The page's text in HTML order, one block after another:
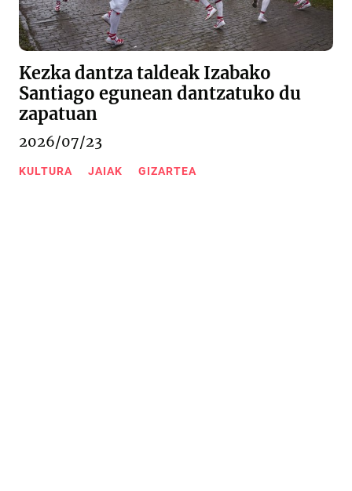
Kezka dantza taldeak Izabako
Santiago egunean dantzatuko du
zapatuan
2026/07/23
KULTURA JAIAK GIZARTEA